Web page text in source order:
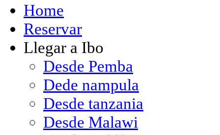
Home
Reservar
Llegar a Ibo
Desde Pemba
Dede nampula
Desde tanzania
Desde Malawi